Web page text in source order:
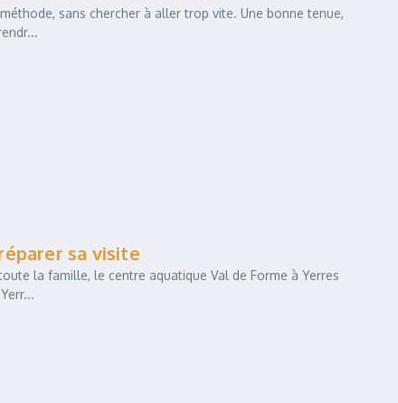
sans chercher à aller trop vite. Une bonne tenue,
sa visite
la famille, le centre aquatique Val de Forme à Yerres